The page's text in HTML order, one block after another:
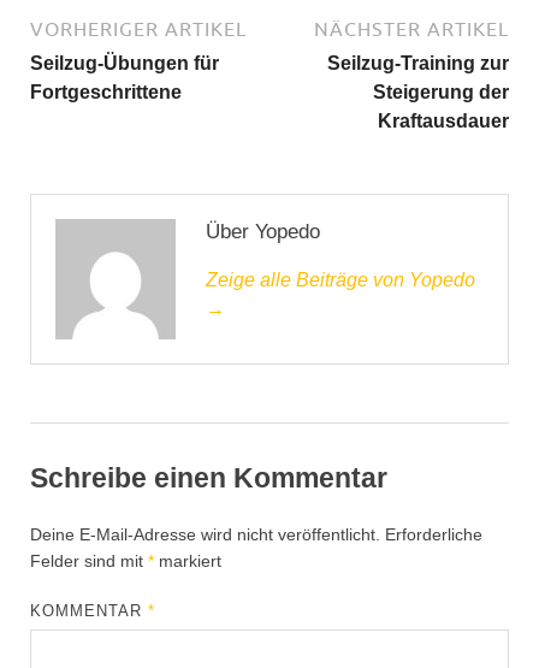
VORHERIGER ARTIKEL
Seilzug-Übungen für
Fortgeschrittene
NÄCHSTER ARTIKEL
Seilzug-Training zur
Steigerung der
Kraftausdauer
Über Yopedo
Zeige alle Beiträge von Yopedo
→
Schreibe einen Kommentar
Deine E-Mail-Adresse wird nicht veröffentlicht. Erforderliche
Felder sind mit * markiert
KOMMENTAR*